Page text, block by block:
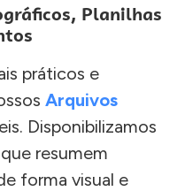
Planilhas
práticos e
Arquivos
Disponibilizamos
resumem
forma visual e